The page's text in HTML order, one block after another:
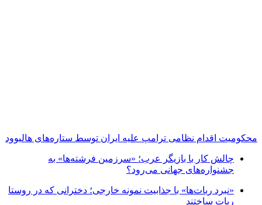
محکومیت اقدام نظامی ترامپ علیه ایران توسط ستاره‌های هالیوود
چالش کار با بازیگر عرب؛ «سرزمین فرشته‌ها» به
جشنواره‌های جهانی می‌رود؟
«نبرد ربات‌ها» با جذابیت نمونه خارجی؛ دخترانی که در روستا
ربات ساختند